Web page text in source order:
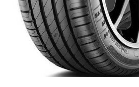
Disky
Hliníkové / ALU disky / Elektróny
Plechové